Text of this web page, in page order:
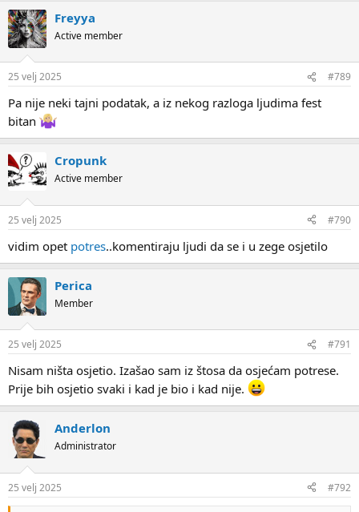
c
t
i
s
Freyya
Active member
25 velj 2025 #789
Pa nije neki tajni podatak, a iz nekog razloga ljudima fest
bitan
Cropunk
Active member
25 velj 2025 #790
vidim opet potres..komentiraju ljudi da se i u zege osjetilo
Perica
Member
25 velj 2025 #791
Nisam ništa osjetio. Izašao sam iz štosa da osjećam potrese.
Prije bih osjetio svaki i kad je bio i kad nije.
Anderlon
Administrator
25 velj 2025 #792